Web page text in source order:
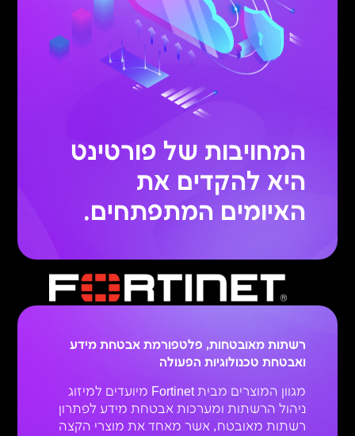
המחויבות של פורטינט
היא להקדים את
האיומים המתפתחים.
רשתות מאובטחות, פלטפורמת אבטחת מידע
ואבטחת טכנולוגיות הפעולה
מגוון המוצרים מבית Fortinet מיועדים למיזוג
ניהול הרשתות ומערכות אבטחת מידע לפתרון
רשתות מאובטח, אשר מאחד את מוצרי הקצה